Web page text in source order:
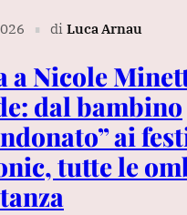
∎ di Luca Arnau
a Nicole
dal bambino
ai
tutte le